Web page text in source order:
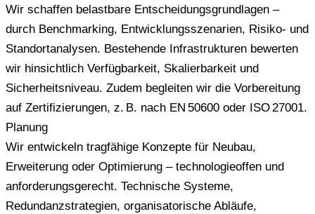
Wir schaffen belastbare Entscheidungsgrundlagen –
durch Benchmarking, Entwicklungsszenarien, Risiko- und
Standortanalysen. Bestehende Infrastrukturen bewerten
wir hinsichtlich Verfügbarkeit, Skalierbarkeit und
Sicherheitsniveau. Zudem begleiten wir die Vorbereitung
auf Zertifizierungen, z. B. nach EN 50600 oder ISO 27001.
Planung
Wir entwickeln tragfähige Konzepte für Neubau,
Erweiterung oder Optimierung – technologieoffen und
anforderungsgerecht. Technische Systeme,
Redundanzstrategien, organisatorische Abläufe,